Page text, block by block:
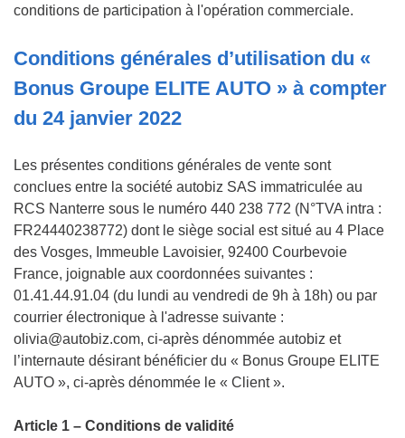
conditions de participation à l'opération commerciale.
Conditions générales d’utilisation du «
Bonus Groupe ELITE AUTO » à compter
du 24 janvier 2022
Les présentes conditions générales de vente sont
conclues entre la société autobiz SAS immatriculée au
RCS Nanterre sous le numéro 440 238 772 (N°TVA intra :
FR24440238772) dont le siège social est situé au 4 Place
des Vosges, Immeuble Lavoisier, 92400 Courbevoie
France, joignable aux coordonnées suivantes :
01.41.44.91.04 (du lundi au vendredi de 9h à 18h) ou par
courrier électronique à l'adresse suivante :
olivia@autobiz.com, ci-après dénommée autobiz et
l’internaute désirant bénéficier du « Bonus Groupe ELITE
AUTO », ci-après dénommée le « Client ».
Article 1 – Conditions de validité